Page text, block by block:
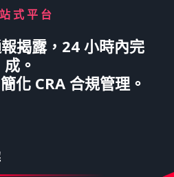
式平台
揭露，24 小時內完
成。
化 CRA 合規管理。